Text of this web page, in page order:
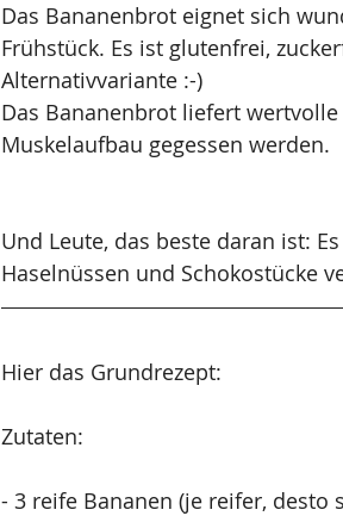
Das Bananenbrot eignet sich
Frühstück. Es ist glutenfrei,
Alternativvariante :-)
Das Bananenbrot liefert
Muskelaufbau gegessen werden.
Und Leute, das beste daran ist:
Haselnüssen und Schokostücke
Hier das Grundrezept:
Zutaten:
- 3 reife Bananen (je reifer, desto